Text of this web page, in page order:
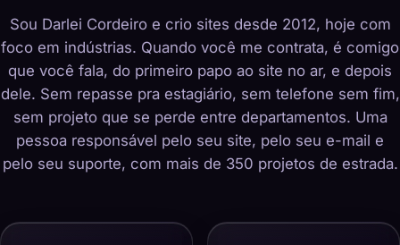
Sou Darlei Cordeiro e crio sites desde 2012, hoje com
foco em indústrias. Quando você me contrata, é comigo
que você fala, do primeiro papo ao site no ar, e depois
dele. Sem repasse pra estagiário, sem telefone sem fim,
sem projeto que se perde entre departamentos. Uma
pessoa responsável pelo seu site, pelo seu e-mail e
pelo seu suporte, com mais de 350 projetos de estrada.